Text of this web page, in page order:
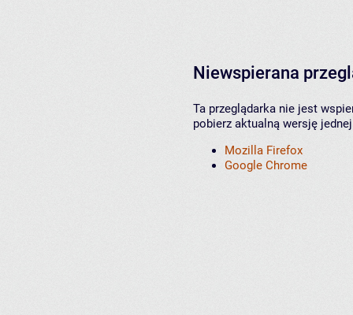
Niewspierana
Ta przeglądarka nie jest
pobierz aktualną wersję
Mozilla Firefox
Google Chrome